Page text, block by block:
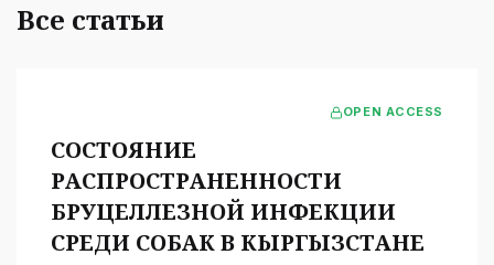
Все статьи
OPEN ACCESS
СОСТОЯНИЕ
РАСПРОСТРАНЕННОСТИ
БРУЦЕЛЛЕЗНОЙ ИНФЕКЦИИ
СРЕДИ СОБАК В КЫРГЫЗСТАНЕ